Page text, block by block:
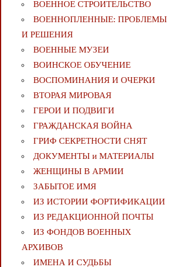
ВОЕННОЕ СТРОИТЕЛЬСТВО
ВОЕННОПЛЕННЫЕ: ПРОБЛЕМЫ
И РЕШЕНИЯ
ВОЕННЫЕ МУЗЕИ
ВОИНСКОЕ ОБУЧЕНИЕ
ВОСПОМИНАНИЯ И ОЧЕРКИ
ВТОРАЯ МИРОВАЯ
ГЕРОИ И ПОДВИГИ
ГРАЖДАНСКАЯ ВОЙНА
ГРИФ СЕКРЕТНОСТИ СНЯТ
ДОКУМЕНТЫ и МАТЕРИАЛЫ
ЖЕНЩИНЫ В АРМИИ
ЗАБЫТОЕ ИМЯ
ИЗ ИСТОРИИ ФОРТИФИКАЦИИ
ИЗ РЕДАКЦИОННОЙ ПОЧТЫ
ИЗ ФОНДОВ ВОЕННЫХ
АРХИВОВ
ИМЕНА И СУДЬБЫ